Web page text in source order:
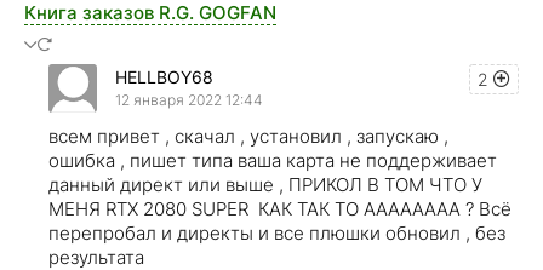
Книга заказов R.G. GOGFAN
2
HELLBOY68
12 января 2022 12:44
всем привет , скачал , установил , запускаю ,
ошибка , пишет типа ваша карта не поддерживает
данный директ или выше , ПРИКОЛ В ТОМ ЧТО У
МЕНЯ RTX 2080 SUPER КАК ТАК ТО АААААААА ? Всё
перепробал и директы и все плюшки обновил , без
результата